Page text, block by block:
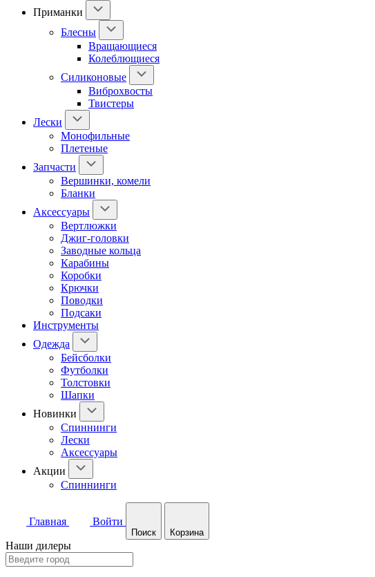
Приманки
Блесны
Вращающиеся
Колеблющиеся
Силиконовые
Виброхвосты
Твистеры
Лески
Монофильные
Плетеные
Запчасти
Вершинки, комели
Бланки
Аксессуары
Вертлюжки
Джиг-головки
Заводные кольца
Карабины
Коробки
Крючки
Поводки
Подсаки
Инструменты
Одежда
Бейсболки
Футболки
Толстовки
Шапки
Новинки
Спиннинги
Лески
Аксессуары
Акции
Спиннинги
Главная Войти
Поиск Корзина
Наши дилеры